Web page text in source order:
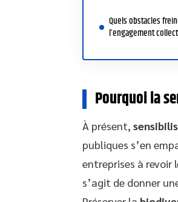
Quels obstacles
l’engagement
Pourquoi la
À présent,
publiques s’en
entreprises à revoir
s’agit de donner